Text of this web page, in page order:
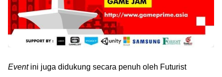
Eventini juga didukung secara penuh oleh Futurist